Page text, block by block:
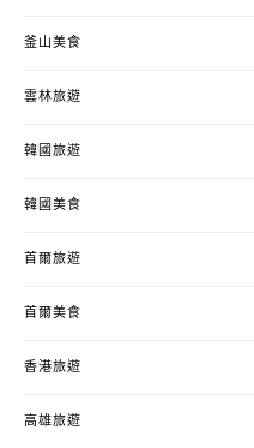
釜山美食
雲林旅遊
韓國旅遊
韓國美食
首爾旅遊
首爾美食
香港旅遊
高雄旅遊